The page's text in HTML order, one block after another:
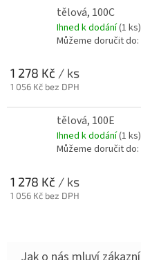
tělová, 100C
Ihned k dodání(1 ks)
Můžeme doručit do:
1 278 Kč / ks
1 056 Kč bez DPH
tělová, 100E
Ihned k dodání(1 ks)
Můžeme doručit do:
1 278 Kč / ks
1 056 Kč bez DPH